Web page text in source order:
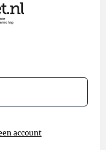
account